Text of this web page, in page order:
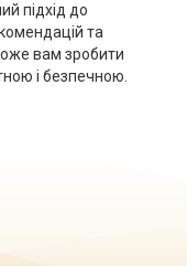
підхід до
та
вам зробити
і безпечною.